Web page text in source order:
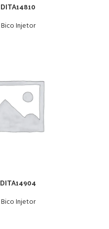
DITA14810
Bico Injetor
DITA14904
Bico Injetor